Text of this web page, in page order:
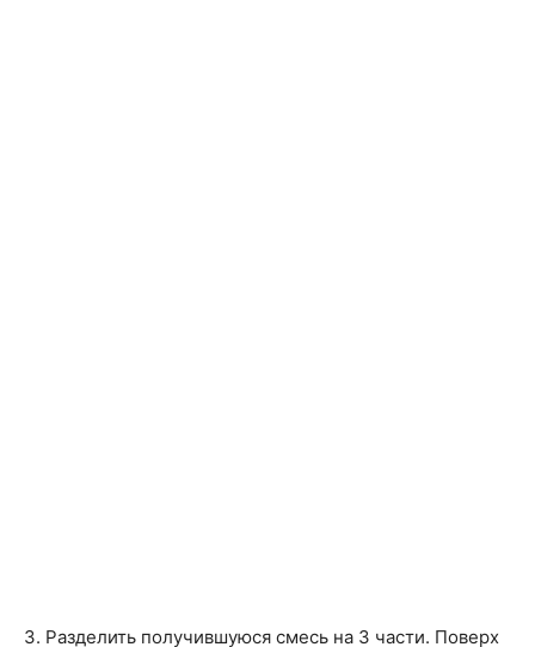
3. Разделить получившуюся смесь на 3 части. Поверх